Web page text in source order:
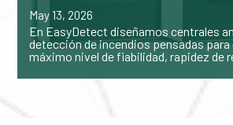
May 13, 2026
En EasyDetect diseñamos centrales
detección de incendios pensadas para
máximo nivel de fiabilidad, rapidez de